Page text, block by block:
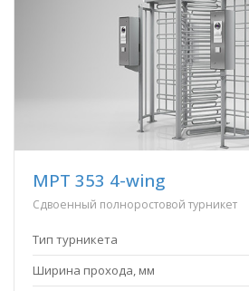
MPT 353 4-wing
Сдвоенный полноростовой турникет
Тип турникета
Ширина прохода, мм